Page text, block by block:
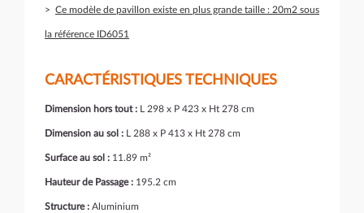
> Ce modèle de pavillon existe en plus grande taille : 20m2 sous
la référence ID6051
CARACTÉRISTIQUES TECHNIQUES
Dimension hors tout : L 298 x P 423 x Ht 278 cm
Dimension au sol : L 288 x P 413 x Ht 278 cm
Surface au sol : 11.89 m²
Hauteur de Passage : 195.2 cm
Structure : Aluminium